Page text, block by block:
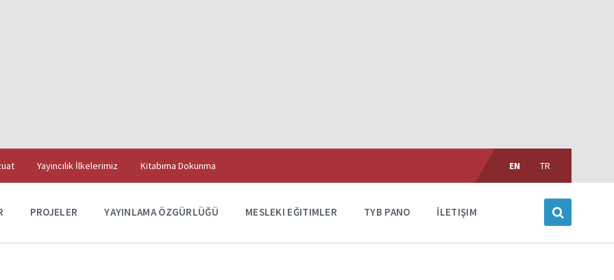
Yayıncılık İlkelerimiz
Kitabıma Dokunma
Choose
language:
EN TR
PROJELER YAYINLAMA ÖZGÜRLÜĞÜ MESLEKI EĞITIMLER TYB PANO İLETIŞIM